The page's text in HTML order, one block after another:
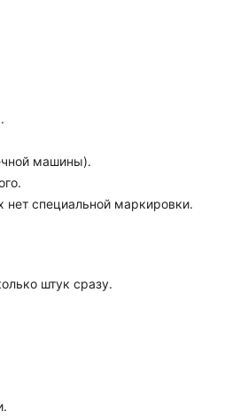
машины).
нет специальной маркировки.
штук сразу.